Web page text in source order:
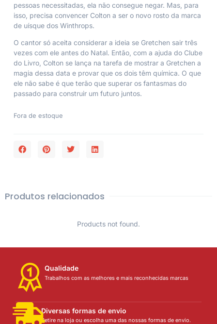
pessoas necessitadas, ela não consegue negar. Mas, para
isso, precisa convencer Colton a ser o novo rosto da marca
de uísque dos Winthrops.
O cantor só aceita considerar a ideia se Gretchen sair três
vezes com ele antes do Natal. Então, com a ajuda do Clube
do Livro, Colton se lança na tarefa de mostrar a Gretchen a
magia dessa data e provar que os dois têm química. O que
ele não sabe é que terão que superar os fantasmas do
passado para construir um futuro juntos.
Fora de estoque
Produtos relacionados
Products not found.
Qualidade
Trabalhos com as melhores e mais reconhecidas marcas
Diversas formas de envio
Retire na loja ou escolha uma das nossas formas de envio.